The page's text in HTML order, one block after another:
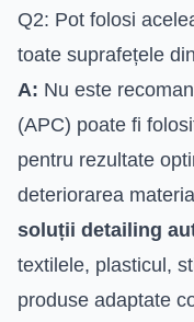
Q2: Pot folosi
toate suprafețele
A: Nu este
(APC) poate fi
pentru rezultate
deteriorarea
soluții detailing
textilele, plasticul,
produse adaptate